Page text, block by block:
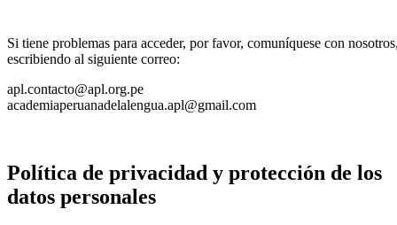
Si tiene problemas para acceder, por favor, comuníquese con
escribiendo al siguiente correo:
apl.contacto@apl.org.pe
academiaperuanadelalengua.apl@gmail.com
Política de privacidad y protección de los
datos personales